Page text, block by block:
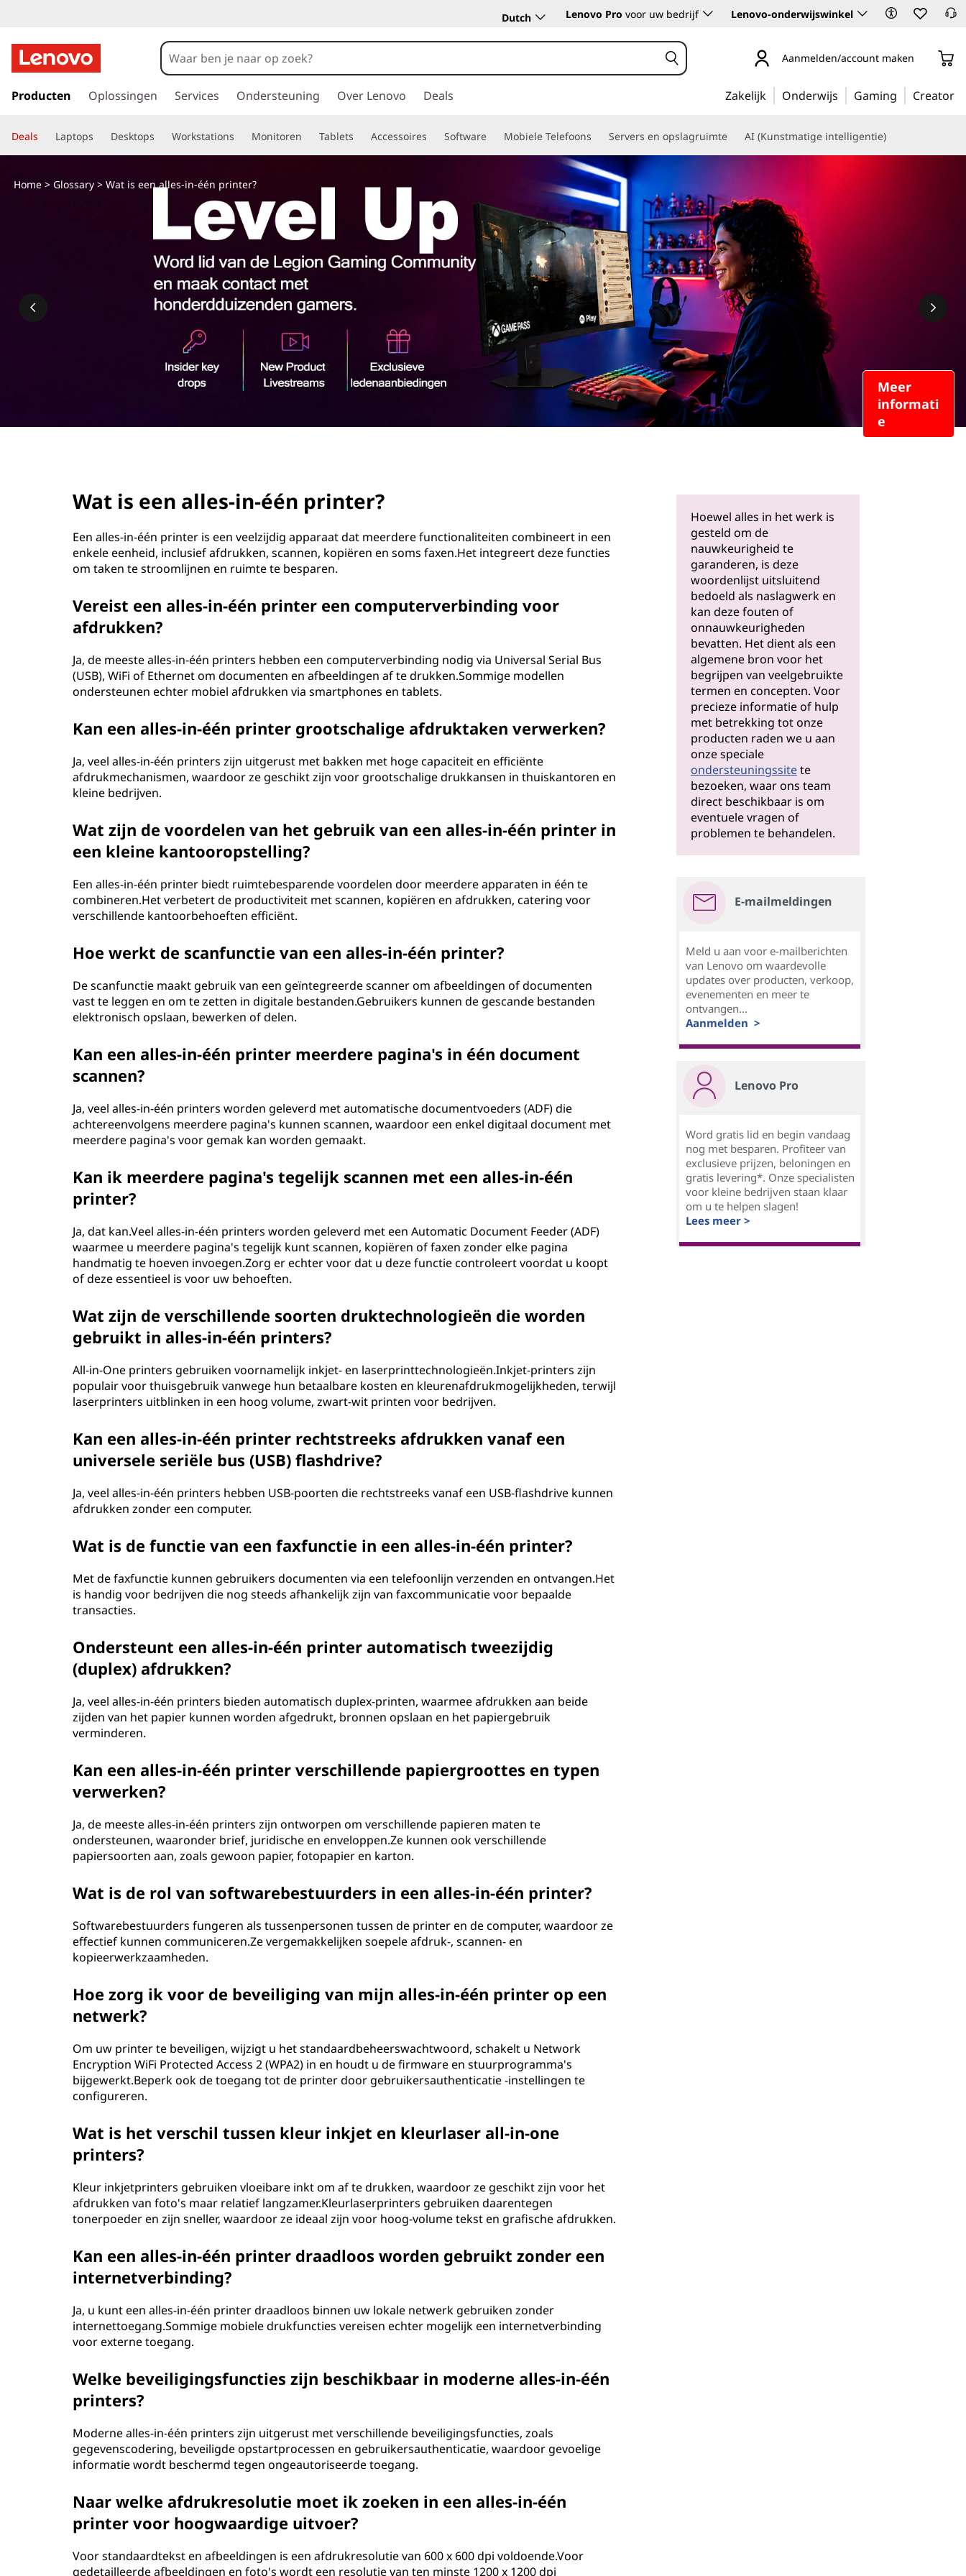
Dutch Lenovo Pro voor uw bedrijf Lenovo-onderwijswinkel
a
a
r
e
Aanmelden/account maken
Producten Oplossingen Services Ondersteuning Over Lenovo Deals Zakelijk Onderwijs Gaming Creator
Deals Laptops Desktops Workstations Monitoren Tablets Accessoires Software Mobiele Telefoons Servers en opslagruimte AI (Kunstmatige intelligentie)
Meer
informati
e
Home> Glossary> Wat is een alles-in-één printer?
Wat is een alles-in-één printer?
Een alles-in-één printer is een veelzijdig apparaat dat meerdere functionaliteiten combineert in een
enkele eenheid, inclusief afdrukken, scannen, kopiëren en soms faxen.Het integreert deze functies
om taken te stroomlijnen en ruimte te besparen.
Vereist een alles-in-één printer een computerverbinding voor
afdrukken?
Ja, de meeste alles-in-één printers hebben een computerverbinding nodig via Universal Serial Bus
(USB), WiFi of Ethernet om documenten en afbeeldingen af ​​te drukken.Sommige modellen
ondersteunen echter mobiel afdrukken via smartphones en tablets.
Kan een alles-in-één printer grootschalige afdruktaken verwerken?
Ja, veel alles-in-één printers zijn uitgerust met bakken met hoge capaciteit en efficiënte
afdrukmechanismen, waardoor ze geschikt zijn voor grootschalige drukkansen in thuiskantoren en
kleine bedrijven.
Wat zijn de voordelen van het gebruik van een alles-in-één printer in
een kleine kantooropstelling?
Een alles-in-één printer biedt ruimtebesparende voordelen door meerdere apparaten in één te
combineren.Het verbetert de productiviteit met scannen, kopiëren en afdrukken, catering voor
verschillende kantoorbehoeften efficiënt.
Hoe werkt de scanfunctie van een alles-in-één printer?
De scanfunctie maakt gebruik van een geïntegreerde scanner om afbeeldingen of documenten
vast te leggen en om te zetten in digitale bestanden.Gebruikers kunnen de gescande bestanden
elektronisch opslaan, bewerken of delen.
Kan een alles-in-één printer meerdere pagina's in één document
scannen?
Ja, veel alles-in-één printers worden geleverd met automatische documentvoeders (ADF) die
achtereenvolgens meerdere pagina's kunnen scannen, waardoor een enkel digitaal document met
meerdere pagina's voor gemak kan worden gemaakt.
Kan ik meerdere pagina's tegelijk scannen met een alles-in-één
printer?
Ja, dat kan.Veel alles-in-één printers worden geleverd met een Automatic Document Feeder (ADF)
waarmee u meerdere pagina's tegelijk kunt scannen, kopiëren of faxen zonder elke pagina
handmatig te hoeven invoegen.Zorg er echter voor dat u deze functie controleert voordat u koopt
of deze essentieel is voor uw behoeften.
Wat zijn de verschillende soorten druktechnologieën die worden
gebruikt in alles-in-één printers?
All-in-One printers gebruiken voornamelijk inkjet- en laserprinttechnologieën.Inkjet-printers zijn
populair voor thuisgebruik vanwege hun betaalbare kosten en kleurenafdrukmogelijkheden, terwijl
laserprinters uitblinken in een hoog volume, zwart-wit printen voor bedrijven.
Kan een alles-in-één printer rechtstreeks afdrukken vanaf een
universele seriële bus (USB) flashdrive?
Ja, veel alles-in-één printers hebben USB-poorten die rechtstreeks vanaf een USB-flashdrive kunnen
afdrukken zonder een computer.
Wat is de functie van een faxfunctie in een alles-in-één printer?
Met de faxfunctie kunnen gebruikers documenten via een telefoonlijn verzenden en ontvangen.Het
is handig voor bedrijven die nog steeds afhankelijk zijn van faxcommunicatie voor bepaalde
transacties.
Ondersteunt een alles-in-één printer automatisch tweezijdig
(duplex) afdrukken?
Ja, veel alles-in-één printers bieden automatisch duplex-printen, waarmee afdrukken aan beide
zijden van het papier kunnen worden afgedrukt, bronnen opslaan en het papiergebruik
verminderen.
Kan een alles-in-één printer verschillende papiergroottes en typen
verwerken?
Ja, de meeste alles-in-één printers zijn ontworpen om verschillende papieren maten te
ondersteunen, waaronder brief, juridische en enveloppen.Ze kunnen ook verschillende
papiersoorten aan, zoals gewoon papier, fotopapier en karton.
Wat is de rol van softwarebestuurders in een alles-in-één printer?
Softwarebestuurders fungeren als tussenpersonen tussen de printer en de computer, waardoor ze
effectief kunnen communiceren.Ze vergemakkelijken soepele afdruk-, scannen- en
kopieerwerkzaamheden.
Hoe zorg ik voor de beveiliging van mijn alles-in-één printer op een
netwerk?
Om uw printer te beveiligen, wijzigt u het standaardbeheerswachtwoord, schakelt u Network
Encryption WiFi Protected Access 2 (WPA2) in en houdt u de firmware en stuurprogramma's
bijgewerkt.Beperk ook de toegang tot de printer door gebruikersauthenticatie -instellingen te
configureren.
Wat is het verschil tussen kleur inkjet en kleurlaser all-in-one
printers?
Kleur inkjetprinters gebruiken vloeibare inkt om af te drukken, waardoor ze geschikt zijn voor het
afdrukken van foto's maar relatief langzamer.Kleurlaserprinters gebruiken daarentegen
tonerpoeder en zijn sneller, waardoor ze ideaal zijn voor hoog-volume tekst en grafische afdrukken.
Kan een alles-in-één printer draadloos worden gebruikt zonder een
internetverbinding?
Ja, u kunt een alles-in-één printer draadloos binnen uw lokale netwerk gebruiken zonder
internettoegang.Sommige mobiele drukfuncties vereisen echter mogelijk een internetverbinding
voor externe toegang.
Welke beveiligingsfuncties zijn beschikbaar in moderne alles-in-één
printers?
Moderne alles-in-één printers zijn uitgerust met verschillende beveiligingsfuncties, zoals
gegevenscodering, beveiligde opstartprocessen en gebruikersauthenticatie, waardoor gevoelige
informatie wordt beschermd tegen ongeautoriseerde toegang.
Naar welke afdrukresolutie moet ik zoeken in een alles-in-één
printer voor hoogwaardige uitvoer?
Voor standaardtekst en afbeeldingen is een afdrukresolutie van 600 x 600 dpi voldoende.Voor
gedetailleerde afbeeldingen en foto's wordt een resolutie van ten minste 1200 x 1200 dpi
Hoewel alles in het werk is
gesteld om de
nauwkeurigheid te
garanderen, is deze
woordenlijst uitsluitend
bedoeld als naslagwerk en
kan deze fouten of
onnauwkeurigheden
bevatten. Het dient als een
algemene bron voor het
begrijpen van veelgebruikte
termen en concepten. Voor
precieze informatie of hulp
met betrekking tot onze
producten raden we u aan
onze speciale
ondersteuningssitete
bezoeken, waar ons team
direct beschikbaar is om
eventuele vragen of
problemen te behandelen.
E-mailmeldingen
Meld u aan voor e-mailberichten
van Lenovo om waardevolle
updates over producten, verkoop,
evenementen en meer te
ontvangen...
Aanmelden >
Lenovo Pro
Word gratis lid en begin vandaag
nog met besparen. Profiteer van
exclusieve prijzen, beloningen en
gratis levering*. Onze specialisten
voor kleine bedrijven staan klaar
om u te helpen slagen!
Lees meer >